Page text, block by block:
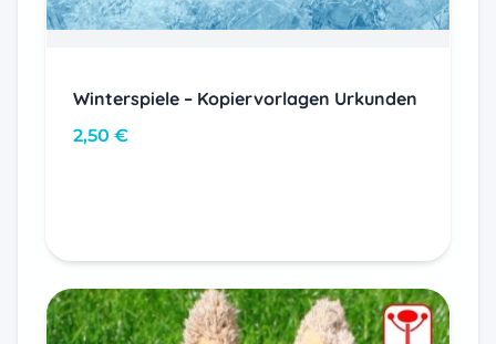
Winterspiele – Kopiervorlagen Urkunden
2,50 €